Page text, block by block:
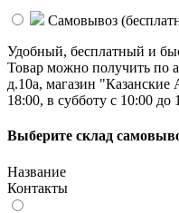
Самовывоз (
Удобный, бесплатный и
Товар можно получить по
д.10а, магазин
18:00, в субботу с 10:00 до
Выберите склад
Название
Контакты